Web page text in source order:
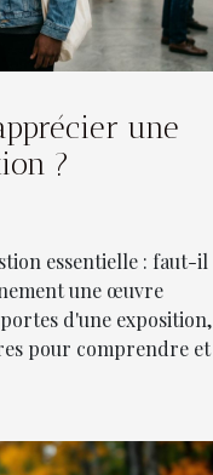
une
?
essentielle : faut-il
une œuvre
d'une exposition,
pour comprendre et